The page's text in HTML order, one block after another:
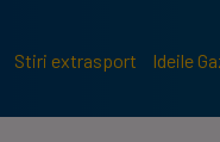
Stiri extrasport Ideile